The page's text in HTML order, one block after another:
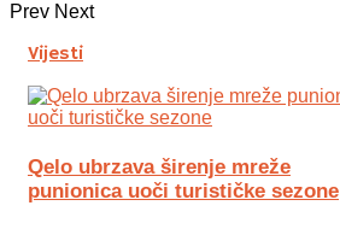
Prev Next
Vijesti
Qelo ubrzava širenje mreže
punionica uoči turističke sezone